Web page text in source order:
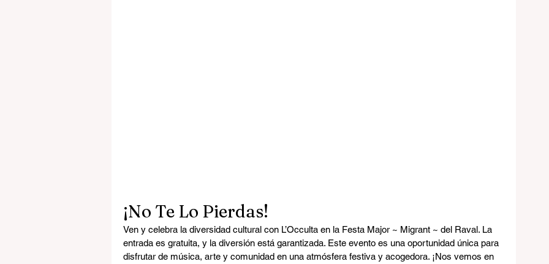
¡No Te Lo Pierdas!
Ven y celebra la diversidad cultural con L’Occulta en la Festa Major ~ Migrant ~ del Raval. La
entrada es gratuita, y la diversión está garantizada. Este evento es una oportunidad única para
disfrutar de música, arte y comunidad en una atmósfera festiva y acogedora. ¡Nos vemos en